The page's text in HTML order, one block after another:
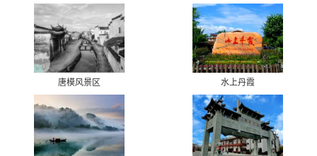
唐模风景区 水上丹霞